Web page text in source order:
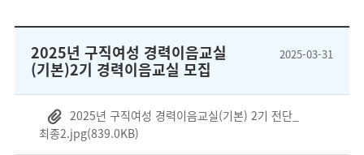
2025년 구직여성 경력이음교실
(기본)2기 경력이음교실 모집
2025-03-31
2025년 구직여성 경력이음교실(기본) 2기 전단_
최종2.jpg(839.0KB)